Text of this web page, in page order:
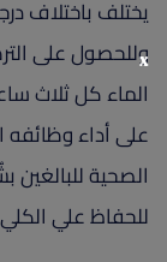
يختلف باختلاف
وللحصول على
الماء كل ثلاث
على أداء وظائفه
للحفاظ علي
x